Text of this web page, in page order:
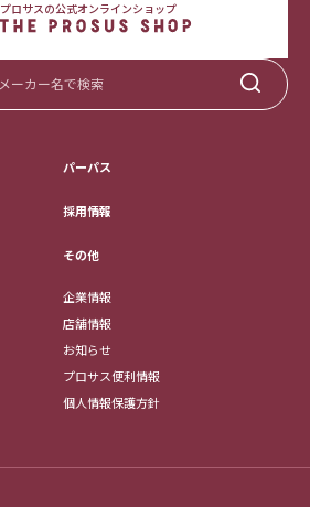
プロサスの公式オンラインショップ
パーパス
採用情報
その他
企業情報
店舗情報
お知らせ
プロサス便利情報
個人情報保護方針